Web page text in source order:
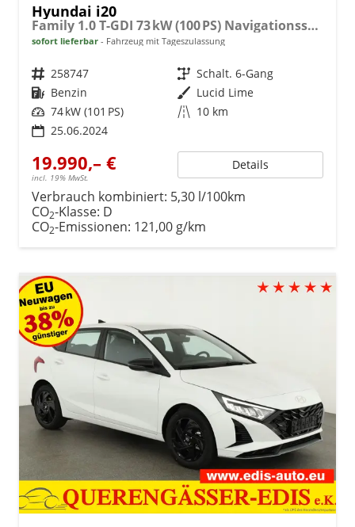
Hyundai i20
Family 1.0 T-GDI 73 kW (100 PS) Navigationssystem, Klimaautomatik, Sitzheizung, Lenkradheizung, Radio mit DAB, Apple CarPlay & Android Auto, Rückfahrkamera, Einparkhilfe hinten, Lichtsensor, Spurassistent, Fernlichtassistent, Verkehrszeichenassistent uvm.
sofort lieferbar Fahrzeug mit Tageszulassung
Fahrzeugnr. 258747 Getriebe Schalt. 6-Gang
Kraftstoff Benzin Außenfarbe Lucid Lime
Leistung 74 kW (101 PS) Kilometerstand 10 km
25.06.2024
19.990,– €
incl. 19% MwSt.
Details
Verbrauch kombiniert: 5,30 l/100km
CO2-Klasse: D
CO2-Emissionen: 121,00 g/km